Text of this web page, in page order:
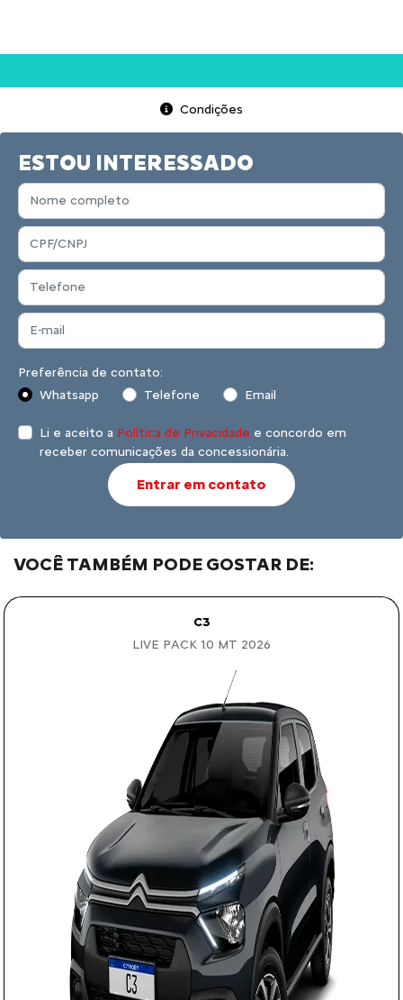
Condições
ESTOU INTERESSADO
Preferência de contato:
Whatsapp
Telefone Email
Li e aceito a Política de Privacidade e concordo em
receber comunicações da concessionária.
Entrar em contato
VOCÊ TAMBÉM PODE GOSTAR DE:
C3
LIVE PACK 1.0 MT 2026